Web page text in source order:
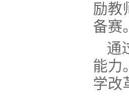
励教
备赛
通
能力
学改